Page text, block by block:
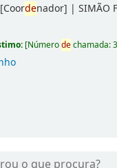
[Coordenador] |SIMÃO
[Númerodechamada: